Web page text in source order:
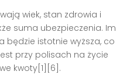
wiek, stan zdrowia i
suma ubezpieczenia. Im
będzie istotnie wyższa, co
przy polisach na życie
kwoty[1][6].